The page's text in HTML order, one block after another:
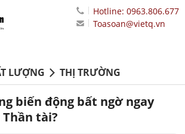
Hotline: 0963.806.677
Toasoan@vietq.vn
LƯỢNG THỊ TRƯỜNG
biến động bất ngờ ngay
Thần tài?